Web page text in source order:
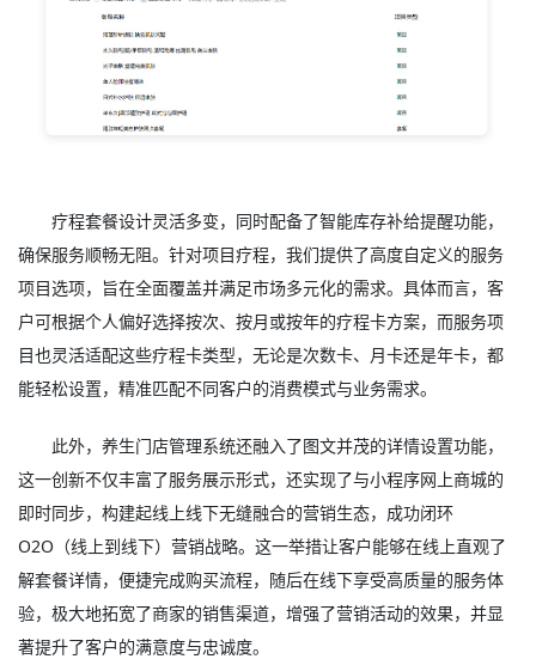
疗程套餐设计灵活多变，同时配备了智能库存补给提醒功能，
确保服务顺畅无阻。针对项目疗程，我们提供了高度自定义的服务
项目选项，旨在全面覆盖并满足市场多元化的需求。具体而言，客
户可根据个人偏好选择按次、按月或按年的疗程卡方案，而服务项
目也灵活适配这些疗程卡类型，无论是次数卡、月卡还是年卡，都
能轻松设置，精准匹配不同客户的消费模式与业务需求。
此外，养生门店管理系统还融入了图文并茂的详情设置功能，
这一创新不仅丰富了服务展示形式，还实现了与小程序网上商城的
即时同步，构建起线上线下无缝融合的营销生态，成功闭环
O2O（线上到线下）营销战略。这一举措让客户能够在线上直观了
解套餐详情，便捷完成购买流程，随后在线下享受高质量的服务体
验，极大地拓宽了商家的销售渠道，增强了营销活动的效果，并显
著提升了客户的满意度与忠诚度。